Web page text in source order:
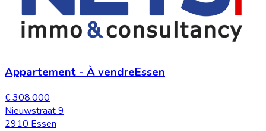
Appartement - À vendreEssen
€ 308.000
Nieuwstraat 9
2910 Essen